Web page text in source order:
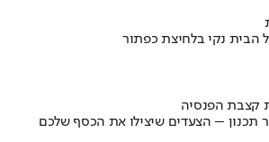
הבית נקי בלחיצת כפתור
קצבת הפנסיה
תכנון – הצעדים שיצילו את הכסף שלכם